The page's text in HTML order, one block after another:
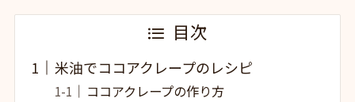
目次
米油でココアクレープのレシピ
ココアクレープの作り方